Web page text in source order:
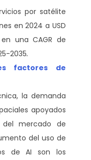
por satélite
en 2024 a USD
una CAGR de
2035.
factores de
la demanda
apoyados
mercado de
del uso de
de AI son los